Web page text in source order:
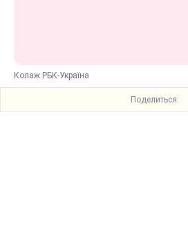
Колаж РБК-Україна
Поделиться: